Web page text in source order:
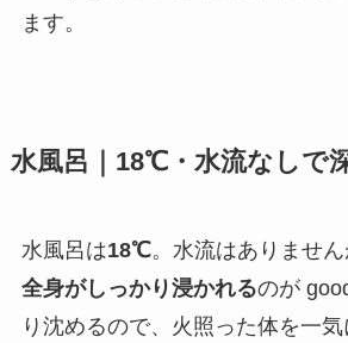
ます。
水風呂｜18℃・水流なしで
水風呂は18℃。水流はありません
全身がしっかり浸かれるのが
り沈めるので、火照った体を一